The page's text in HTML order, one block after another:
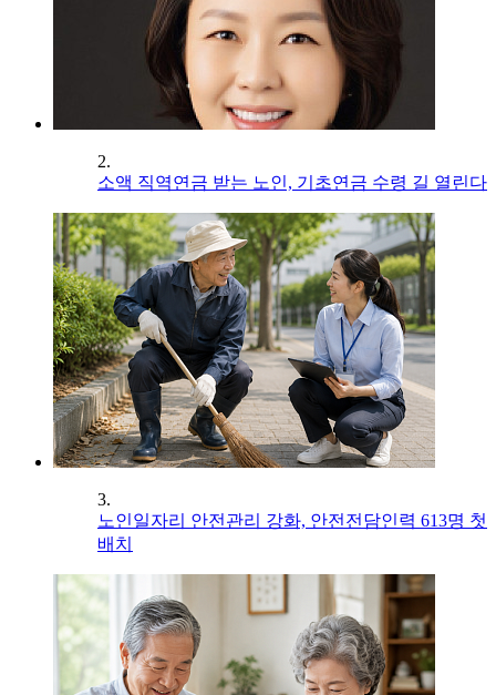
2.
소액 직역연금 받는 노인, 기초연금 수령 길 열린다
3.
노인일자리 안전관리 강화, 안전전담인력 613명 첫
배치